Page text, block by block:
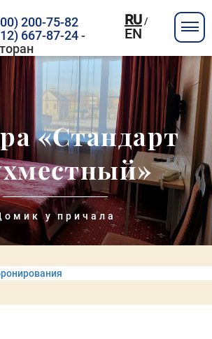
200-75-82
667-87-24-
RU /
EN
«Стандарт
у причала